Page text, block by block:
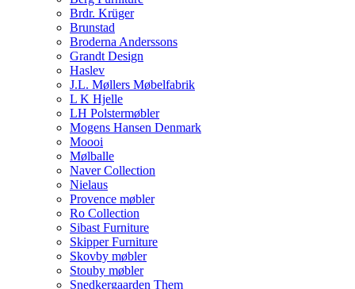
Brdr. Krüger
Brunstad
Broderna Anderssons
Grandt Design
Haslev
J.L. Møllers Møbelfabrik
L K Hjelle
LH Polstermøbler
Mogens Hansen Denmark
Moooi
Mølballe
Naver Collection
Nielaus
Provence møbler
Ro Collection
Sibast Furniture
Skipper Furniture
Skovby møbler
Stouby møbler
Snedkergaarden Them